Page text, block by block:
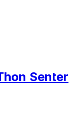
Senter